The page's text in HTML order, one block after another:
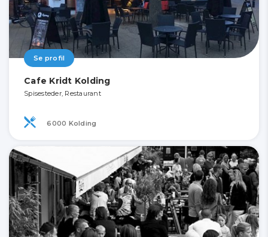
Se profil
Cafe Kridt Kolding
Spisesteder, Restaurant
6000 Kolding